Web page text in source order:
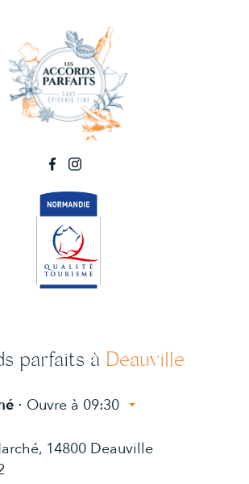
parfaits à Deauville
⋅ Ouvre à 09:30
10:00 - 13:30, 14:30 - 19:00
14800 Deauville